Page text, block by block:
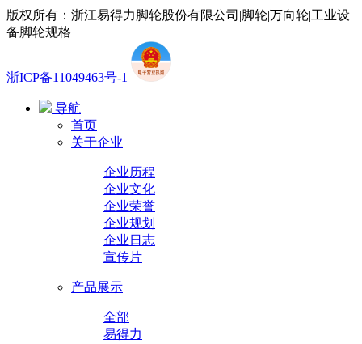
版权所有：浙江易得力脚轮股份有限公司|脚轮|万向轮|工业设
备脚轮规格
浙ICP备11049463号-1
导航
首页
关于企业
企业历程
企业文化
企业荣誉
企业规划
企业日志
宣传片
产品展示
全部
易得力